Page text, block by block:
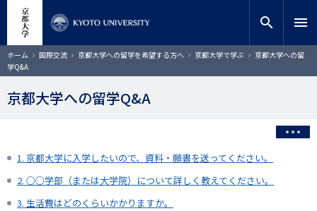
コ
ン
テ
ン
ツ
サイト内検索
検索
search menu
ホーム 国際交流 京都大学への留学を希望する方へ 京都大学で学ぶ
京都大学への留
学Q&A
京都大学への留学Q&A
1. 京都大学に入学したいので、資料・願書を送ってください。
2. ○○学部（または大学院）について詳しく教えてください。
3. 生活費はどのくらいかかりますか。